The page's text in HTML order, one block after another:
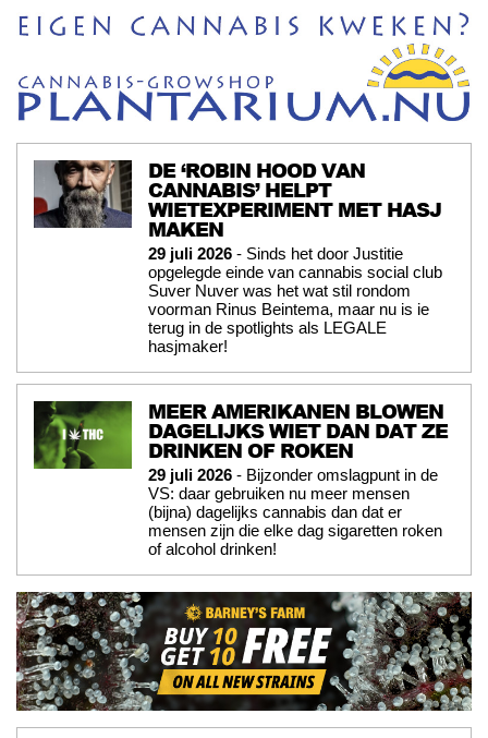
DE ‘ROBIN HOOD VAN
CANNABIS’ HELPT
WIETEXPERIMENT MET HASJ
MAKEN
29 juli 2026 - Sinds het door Justitie
opgelegde einde van cannabis social club
Suver Nuver was het wat stil rondom
voorman Rinus Beintema, maar nu is ie
terug in de spotlights als LEGALE
hasjmaker!
MEER AMERIKANEN BLOWEN
DAGELIJKS WIET DAN DAT ZE
DRINKEN OF ROKEN
29 juli 2026 - Bijzonder omslagpunt in de
VS: daar gebruiken nu meer mensen
(bijna) dagelijks cannabis dan dat er
mensen zijn die elke dag sigaretten roken
of alcohol drinken!